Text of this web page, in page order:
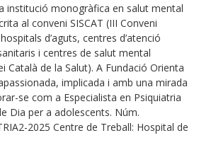
institució monogràfica en salut mental
al conveni SISCAT (III Conveni
d’aguts, centres d’atenció
i centres de salut mental
Català de la Salut). A Fundació Orienta
implicada i amb una mirada
se com a Especialista en Psiquiatria
Dia per a adolescents. Núm.
2025 Centre de Treball: Hospital de